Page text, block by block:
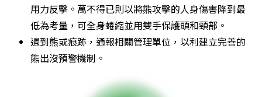
用力反擊。萬不得已則以將熊攻擊的人身傷害降到最
低為考量，可全身蜷縮並用雙手保護頭和頸部。
遇到熊或痕跡，通報相關管理單位，以利建立完善的
熊出沒預警機制。